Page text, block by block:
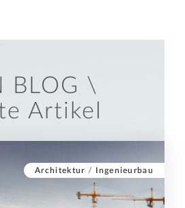
BLOG \
Artikel
Architektur / Ingenieurbau